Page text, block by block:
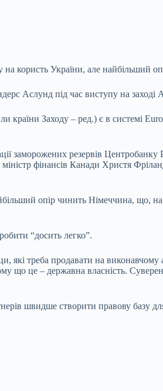
кориcть України, але найбільший
Аслунд під час виступу на заході
Заходу – ред.) є в системі
резервів Центробанку
фінансів Канади Христя
опір чинить Німеччина,
“досить легко”.
треба продавати на виконавчому
що це – державна власність.
швидше створити правову базу